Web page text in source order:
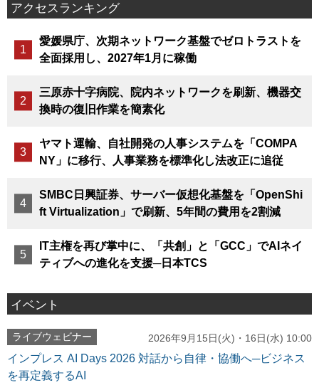
アクセスランキング
愛媛県庁、次期ネットワーク基盤でゼロトラストを
全面採用し、2027年1月に稼働
三原赤十字病院、院内ネットワークを刷新、機器交
換時の復旧作業を簡素化
ヤマト運輸、自社開発の人事システムを「COMPA
NY」に移行、人事業務を標準化し法改正に追従
SMBC日興証券、サーバー仮想化基盤を「OpenShi
ft Virtualization」で刷新、5年間の費用を2割減
IT主権を再び掌中に、「共創」と「GCC」でAIネイ
ティブへの進化を支援─日本TCS
イベント
ライブウェビナー 2026年9月15日(火)・16日(水) 10:00
インプレス AI Days 2026 対話から自律・協働へ─ビジネス
を再定義するAI